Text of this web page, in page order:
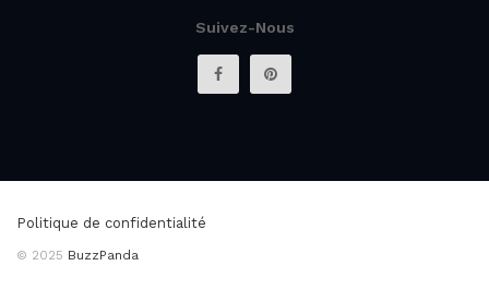
Suivez-Nous
Politique de confidentialité
© 2025 BuzzPanda